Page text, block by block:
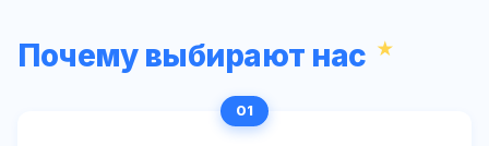
Почему выбирают нас